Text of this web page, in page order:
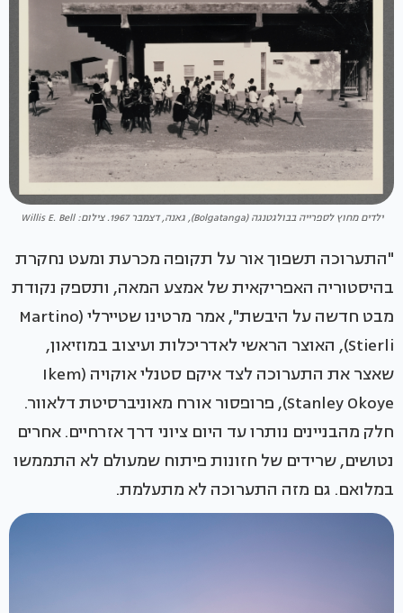
ילדים מחוץ לספרייה בבולגטנגה (Bolgatanga), גאנה, דצמבר 1967. צילום: Willis E. Bell
"התערוכה תשפוך אור על תקופה מכרעת ומעט נחקרת
בהיסטוריה האפריקאית של אמצע המאה, ותספק נקודת
מבט חדשה על היבשת", אמר מרטינו שטיירלי (Martino
Stierli), האוצר הראשי לאדריכלות ועיצוב במוזיאון,
שאצר את התערוכה לצד איקם סטנלי אוקויה (Ikem
Stanley Okoye), פרופסור אורח מאוניברסיטת דלאוור.
חלק מהבניינים נותרו עד היום ציוני דרך אזרחיים. אחרים
נטושים, שרידים של חזונות פיתוח שמעולם לא התממשו
במלואם. גם מזה התערוכה לא מתעלמת.